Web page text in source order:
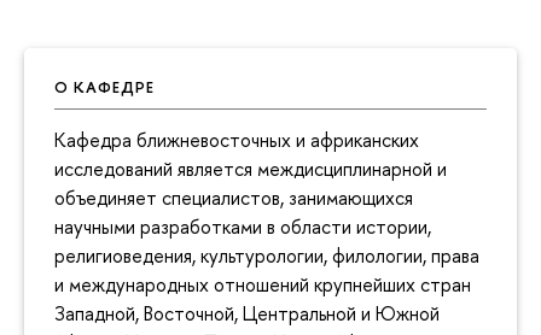
О КАФЕДРЕ
Кафедра ближневосточных и африканских
исследований является междисциплинарной и
объединяет специалистов, занимающихся
научными разработками в области истории,
религиоведения, культурологии, филологии, права
и международных отношений крупнейших стран
Западной, Восточной, Центральной и Южной